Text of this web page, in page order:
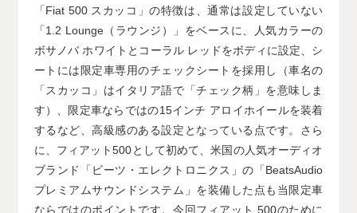
「Fiat 500 スカッコ」の特徴は、通常は設定していない
「1.2 Lounge（ラウンジ）」をベースに、人気カラーの
ボサノバ ホワイトとコーラル レッドをボディに設定、シ
ートには限定車専用のチェックシートを採用し（車名の
「スカッコ」はイタリア語で「チェック柄」を意味しま
す）、限定車ならではの15インチ アロイホイールを装着
するなど、高級感のある設定となっている点です。さら
に、フィアット500として初めて、米国の人気オーディオ
ブランド「ビーツ・エレクトロニクス」の「BeatsAudio
プレミアムサウンドシステム」を装備した点も当限定車
ならではのポイントです。今回フィアット 500のために